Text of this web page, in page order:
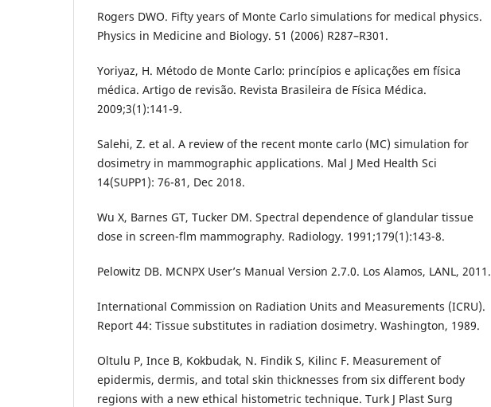
Rogers DWO. Fifty years of Monte Carlo simulations for medical physics.
Physics in Medicine and Biology. 51 (2006) R287–R301.
Yoriyaz, H. Método de Monte Carlo: princípios e aplicações em física
médica. Artigo de revisão. Revista Brasileira de Física Médica.
2009;3(1):141-9.
Salehi, Z. et al. A review of the recent monte carlo (MC) simulation for
dosimetry in mammographic applications. Mal J Med Health Sci
14(SUPP1): 76-81, Dec 2018.
Wu X, Barnes GT, Tucker DM. Spectral dependence of glandular tissue
dose in screen-flm mammography. Radiology. 1991;179(1):143-8.
Pelowitz DB. MCNPX User’s Manual Version 2.7.0. Los Alamos, LANL, 2011.
International Commission on Radiation Units and Measurements (ICRU).
Report 44: Tissue substitutes in radiation dosimetry. Washington, 1989.
Oltulu P, Ince B, Kokbudak, N. Findik S, Kilinc F. Measurement of
epidermis, dermis, and total skin thicknesses from six different body
regions with a new ethical histometric technique. Turk J Plast Surg